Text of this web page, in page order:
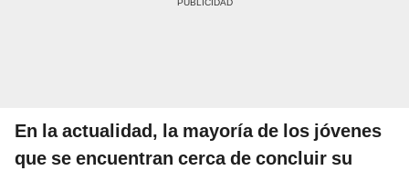
En la actualidad, la mayoría de los jóvenes
que se encuentran cerca de concluir su